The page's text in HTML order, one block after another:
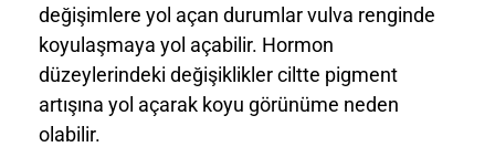
değişimlere yol açan durumlar vulva renginde
koyulaşmaya yol açabilir. Hormon
düzeylerindeki değişiklikler ciltte pigment
artışına yol açarak koyu görünüme neden
olabilir.